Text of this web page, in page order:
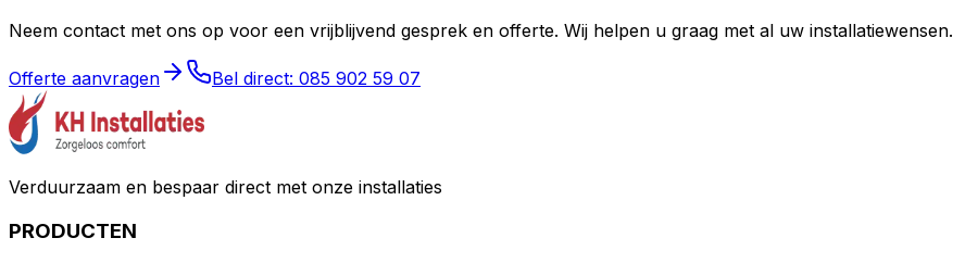
Neem contact met ons op voor een vrijblijvend gesprek en offerte. Wij helpen u graag met al uw installatiewensen.
Offerte aanvragen Bel direct: 085 902 59 07
Verduurzaam en bespaar direct met onze installaties
PRODUCTEN